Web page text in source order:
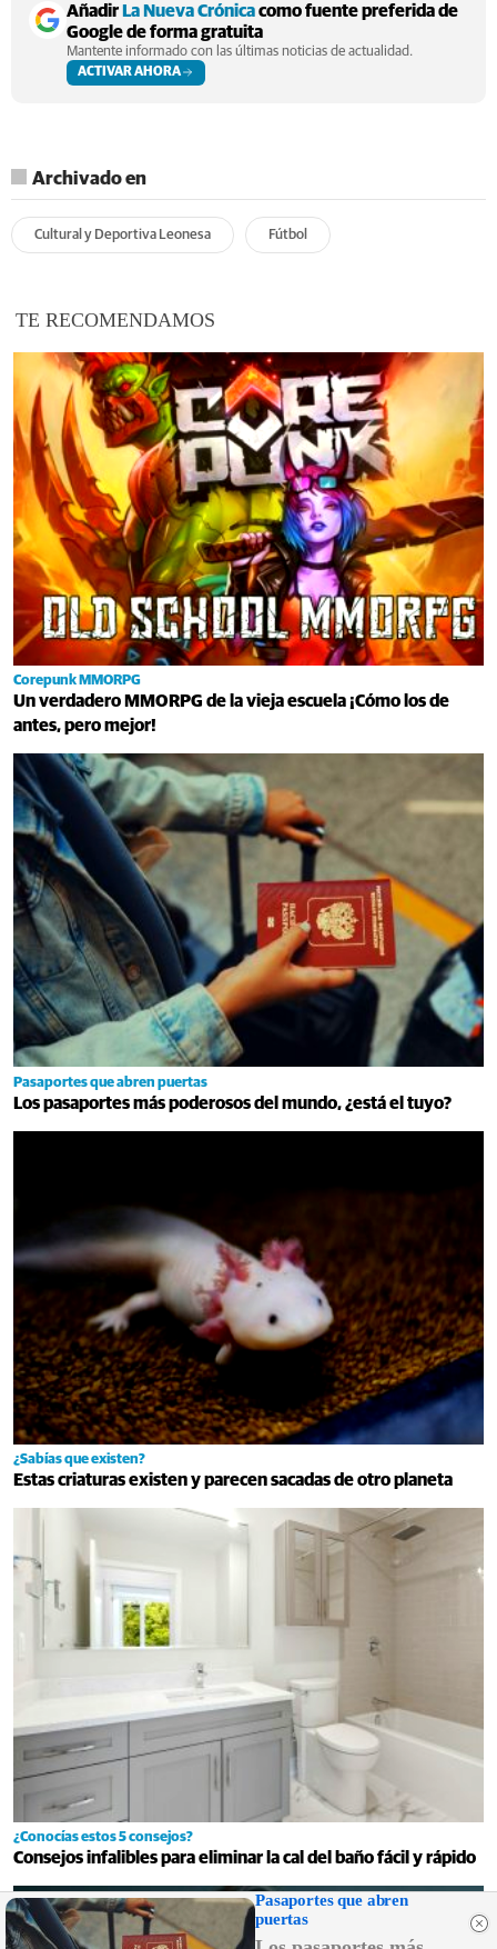
AñadirLa Nueva Crónicacomo fuente preferida de
Google de forma gratuita
Mantente informado con las últimas noticias de actualidad.
ACTIVAR AHORA
Archivado en
Cultural y Deportiva Leonesa Fútbol
TE RECOMENDAMOS
Corepunk MMORPG
Un verdadero MMORPG de la vieja escuela ¡Cómo los de
antes, pero mejor!
Pasaportes que abren puertas
Los pasaportes más poderosos del mundo, ¿está el tuyo?
¿Sabías que existen?
Estas criaturas existen y parecen sacadas de otro planeta
¿Conocías estos 5 consejos?
Consejos infalibles para eliminar la cal del baño fácil y rápido
Pasaportes que abren
puertas